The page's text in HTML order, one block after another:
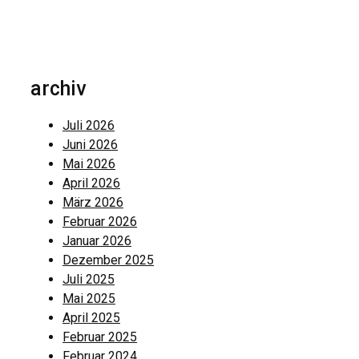
archiv
Juli 2026
Juni 2026
Mai 2026
April 2026
März 2026
Februar 2026
Januar 2026
Dezember 2025
Juli 2025
Mai 2025
April 2025
Februar 2025